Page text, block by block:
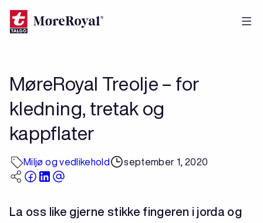
Hopp
MøreRoyal Treolje – for
kledning, tretak og
kappflater
Miljø og vedlikehold september 1, 2020
La oss like gjerne stikke fingeren i jorda og